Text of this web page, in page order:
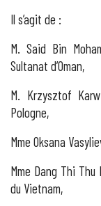
Il s’agit de :
M. Said Bin
Sultanat d’Oman,
M. Krzysztof
Pologne,
Mme Oksana
Mme Dang Thi Thu
du Vietnam,